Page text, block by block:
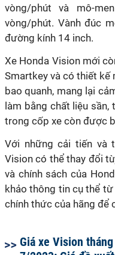
vòng/phút và mô-
vòng/phút. Vành đúc
đường kính 14 inch.
Xe Honda Vision mới
Smartkey và có thiết kế
bao quanh, mang lại
làm bằng chất liệu
trong cốp xe còn được
Với những cải tiến và
Vision có thể thay đổi
và chính sách của
khảo thông tin cụ thể
chính thức của hãng để
Giá xe Vision tháng